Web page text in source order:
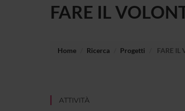
FARE IL
Home Ricerca Progetti FARE IL
ATTIVITÀ